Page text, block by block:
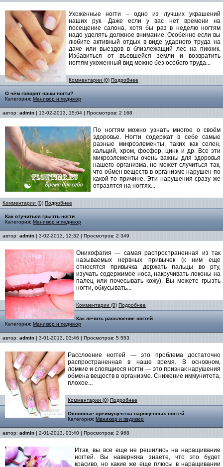
Ухоженные ногти – одно из лучших украшений
наших рук. Даже если у вас нет времени на
посещение салона, хотя бы раз в неделю ногтям
надо уделять должное внимание. Особенно если вы
любите активный отдых в виде ударного труда на
даче или выездов в близлежащий лес на пикник.
Избавиться от въевшейся земли и возвратить
ногтям ухоженный вид можно без особого труда...
Комментарии (0) Подробнее
О чём говорят наши ногти?
Категория: Маникюр и педикюр
автор: admin | 13-02-2013, 15:04 | Просмотров: 2 168
По ногтям можно узнать многое о своём
здоровье. Ногти содержат в себе самые
разные микроэлементы, таких как селен,
кальций, хром, фосфор, цинк и др. Все эти
микроэлементы очень важны для здоровья
нашего организма, но может случиться так,
что обмен веществ в организме нарушен по
какой-то причине. Эти нарушения сразу же
отразятся на ногтях...
Комментарии (0) Подробнее
Как отучиться грызть ногти
Категория: Маникюр и педикюр
автор: admin | 3-02-2013, 12:32 | Просмотров: 2 349
Онихофагия — самая распространенная из так
называемых нервных привычек (к ним еще
относятся привычка держать пальцы во рту,
изучать содержимое носа, накручивать локоны на
палец или почесывать кожу). Вы можете грызть
ногти, обкусывать...
Комментарии (0) Подробнее
Как лечить расслоение ногтей
Категория: Маникюр и педикюр
автор: admin | 3-01-2013, 03:46 | Просмотров: 5 553
Расслоение ногтей — это проблема достаточно
распространенная в наше время. В основном,
ломкие и слоящиеся ногти — это признак нарушения
обмена веществ в организме. Снижение иммунитета,
плохое...
Комментарии (0) Подробнее
Основные преимущества нарощенных ногтей
Категория: Маникюр и педикюр
автор: admin | 2-01-2013, 03:40 | Просмотров: 2 968
Итак, вы все еще не решились на наращивание
ногтей. Вы наверняка знаете, что это будет
красиво, но какие же еще плюсы в наращивании